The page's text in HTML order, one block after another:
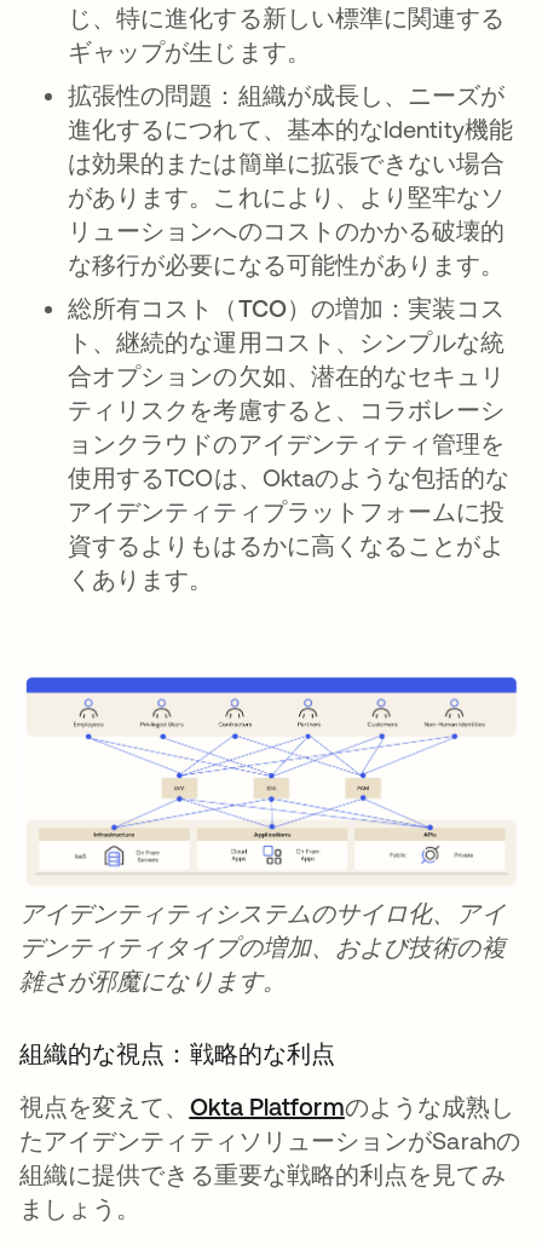
じ、特に進化する新しい標準に関連する
ギャップが生じます。
拡張性の問題： 組織が成長し、ニーズが
進化するにつれて、基本的なIdentity機能
は効果的または簡単に拡張できない場合
があります。これにより、より堅牢なソ
リューションへのコストのかかる破壊的
な移行が必要になる可能性があります。
総所有コスト（TCO）の増加：実装コス
ト、継続的な運用コスト、シンプルな統
合オプションの欠如、潜在的なセキュリ
ティリスクを考慮すると、コラボレーシ
ョンクラウドのアイデンティティ管理を
使用するTCOは、Oktaのような包括的な
アイデンティティプラットフォームに投
資するよりもはるかに高くなることがよ
くあります。
アイデンティティシステムのサイロ化、アイ
デンティティタイプの増加、および技術の複
雑さが邪魔になります。
組織的な視点：戦略的な利点
視点を変えて、 Okta Platform新しいタブで開く
のような成熟し
たアイデンティティソリューションがSarahの
組織に提供できる重要な戦略的利点を見てみ
ましょう。